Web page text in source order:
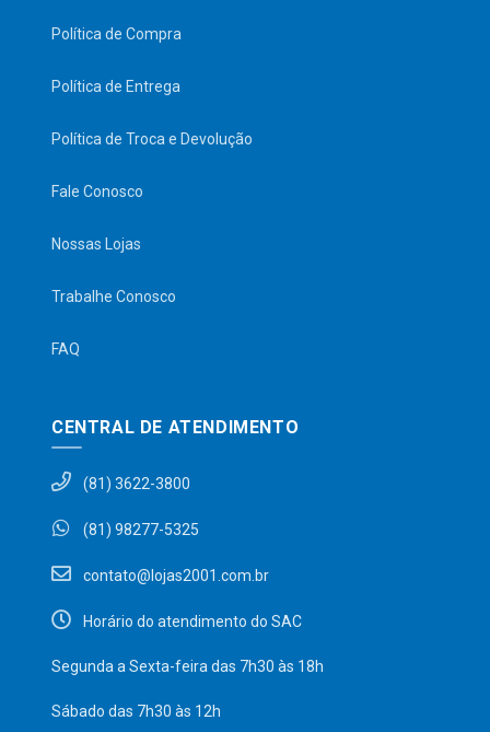
Política de Compra
Política de Entrega
Política de Troca e Devolução
Fale Conosco
Nossas Lojas
Trabalhe Conosco
FAQ
CENTRAL DE ATENDIMENTO
(81) 3622-3800
(81) 98277-5325
contato@lojas2001.com.br
Horário do atendimento do SAC
Segunda a Sexta-feira das 7h30 às 18h
Sábado das 7h30 às 12h